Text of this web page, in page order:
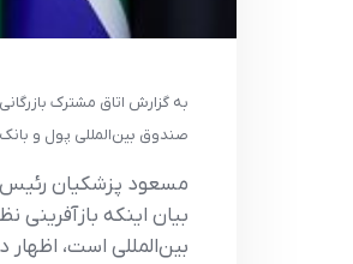
به گزارش اتاق مشترک
صندوق بین‌المللی پول و
مسعود پزشکیان رئیس
بیان اینکه بازآفرینی
بین‌المللی است،